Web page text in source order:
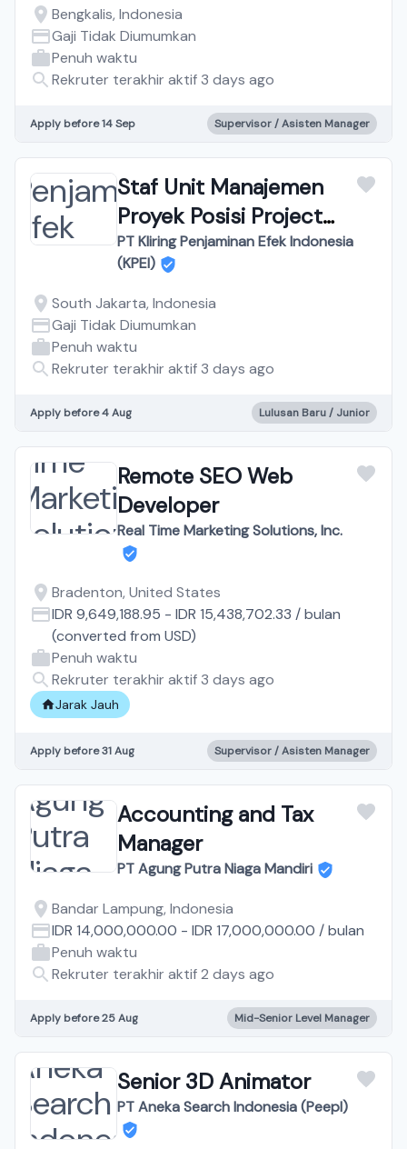
Bengkalis, Indonesia
Gaji Tidak Diumumkan
Penuh waktu
Rekruter terakhir aktif 3 days ago
Apply before 14 Sep Supervisor / Asisten Manager
Staf Unit Manajemen
Proyek Posisi Project
Manager
PT Kliring Penjaminan Efek Indonesia
(KPEI)
South Jakarta, Indonesia
Gaji Tidak Diumumkan
Penuh waktu
Rekruter terakhir aktif 3 days ago
Apply before 4 Aug Lulusan Baru / Junior
Remote SEO Web
Developer
Real Time Marketing Solutions, Inc.
Bradenton, United States
IDR 9,649,188.95 - IDR 15,438,702.33 /bulan
(converted from USD)
Penuh waktu
Rekruter terakhir aktif 3 days ago
Jarak Jauh
Apply before 31 Aug Supervisor / Asisten Manager
Accounting and Tax
Manager
PT Agung Putra Niaga Mandiri
Bandar Lampung, Indonesia
IDR 14,000,000.00 - IDR 17,000,000.00 /bulan
Penuh waktu
Rekruter terakhir aktif 2 days ago
Apply before 25 Aug Mid-Senior Level Manager
Senior 3D Animator
PT Aneka Search Indonesia (Peepl)